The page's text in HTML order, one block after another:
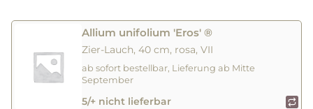
Allium unifolium 'Eros' ®
Zier-Lauch, 40 cm, rosa, VII
ab sofort bestellbar, Lieferung ab Mitte
September
5/+ nicht lieferbar